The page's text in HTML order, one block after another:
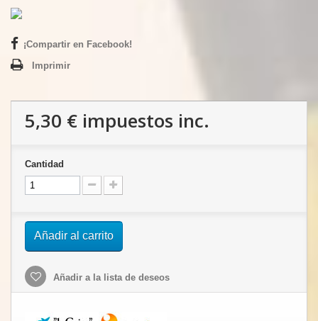
¡Compartir en Facebook!
Imprimir
5,30 € impuestos inc.
Cantidad
Añadir al carrito
Añadir a la lista de deseos